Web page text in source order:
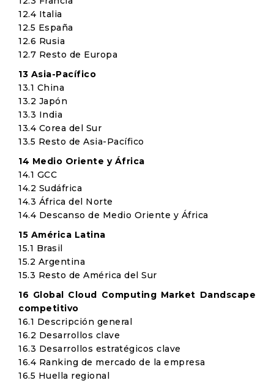
12.4 Italia
12.5 España
12.6 Rusia
12.7 Resto de Europa
13 Asia-Pacífico
13.1 China
13.2 Japón
13.3 India
13.4 Corea del Sur
13.5 Resto de Asia-Pacífico
14 Medio Oriente y África
14.1 GCC
14.2 Sudáfrica
14.3 África del Norte
14.4 Descanso de Medio Oriente y África
15 América Latina
15.1 Brasil
15.2 Argentina
15.3 Resto de América del Sur
16 Global Cloud Computing Market Dandscape
competitivo
16.1 Descripción general
16.2 Desarrollos clave
16.3 Desarrollos estratégicos clave
16.4 Ranking de mercado de la empresa
16.5 Huella regional